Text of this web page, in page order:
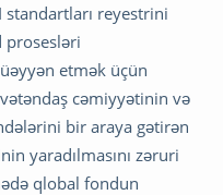
reyestrini
prosesləri
etmək üçün
cəmiyyətinin və
bir araya gətirən
yaradılmasını zəruri
qlobal fondun